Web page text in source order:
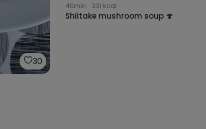
30
40min · 331 kcal
Shiitake mushroom soup 🍄